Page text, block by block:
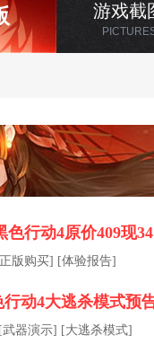
游戏截
色行动4原价409现34
版购买] [体验报告]
动4大逃杀模式预
[武器演示] [大逃杀模式]